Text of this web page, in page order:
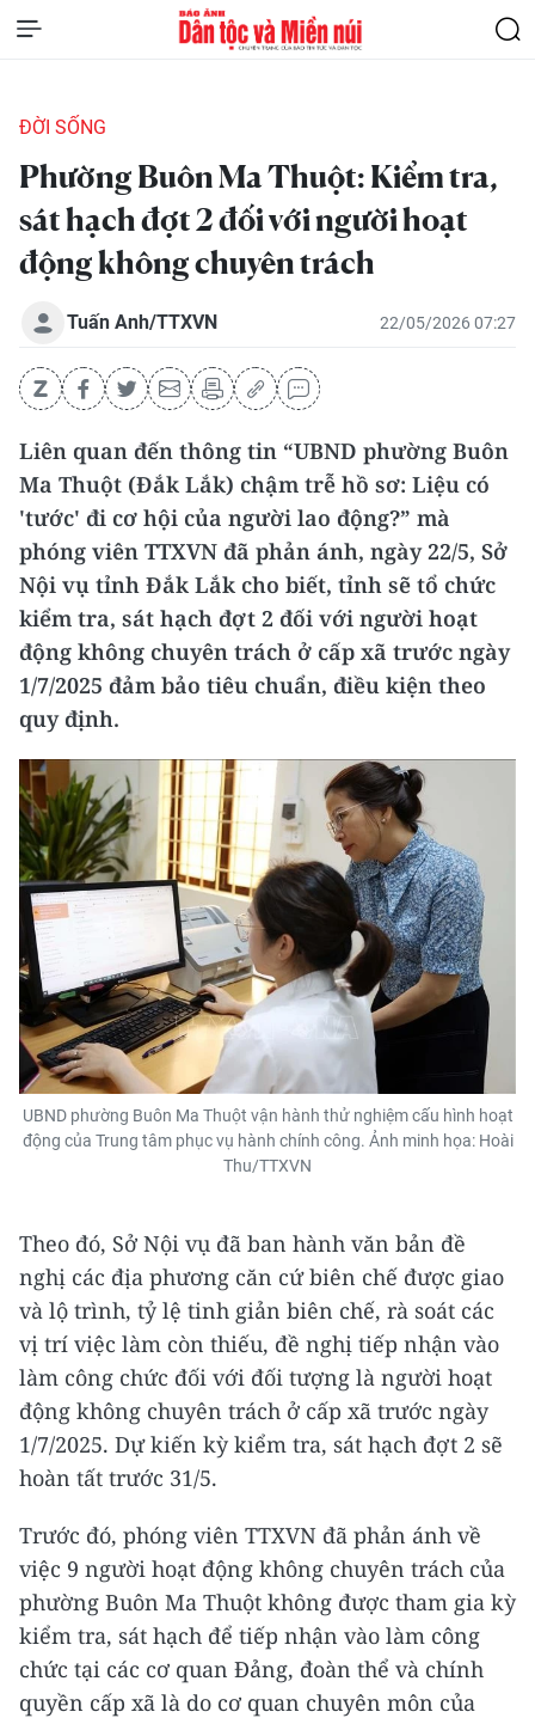
ĐỜI SỐNG
Phường Buôn Ma Thuột: Kiểm tra,
sát hạch đợt 2 đối với người hoạt
động không chuyên trách
Tuấn Anh/TTXVN 22/05/2026 07:27
Liên quan đến thông tin “UBND phường Buôn
Ma Thuột (Đắk Lắk) chậm trễ hồ sơ: Liệu có
'tước' đi cơ hội của người lao động?” mà
phóng viên TTXVN đã phản ánh, ngày 22/5, Sở
Nội vụ tỉnh Đắk Lắk cho biết, tỉnh sẽ tổ chức
kiểm tra, sát hạch đợt 2 đối với người hoạt
động không chuyên trách ở cấp xã trước ngày
1/7/2025 đảm bảo tiêu chuẩn, điều kiện theo
quy định.
UBND phường Buôn Ma Thuột vận hành thử nghiệm cấu hình hoạt
động của Trung tâm phục vụ hành chính công. Ảnh minh họa: Hoài
Thu/TTXVN
Theo đó, Sở Nội vụ đã ban hành văn bản đề
nghị các địa phương căn cứ biên chế được giao
và lộ trình, tỷ lệ tinh giản biên chế, rà soát các
vị trí việc làm còn thiếu, đề nghị tiếp nhận vào
làm công chức đối với đối tượng là người hoạt
động không chuyên trách ở cấp xã trước ngày
1/7/2025. Dự kiến kỳ kiểm tra, sát hạch đợt 2 sẽ
hoàn tất trước 31/5.
Trước đó, phóng viên TTXVN đã phản ánh về
việc 9 người hoạt động không chuyên trách của
phường Buôn Ma Thuột không được tham gia kỳ
kiểm tra, sát hạch để tiếp nhận vào làm công
chức tại các cơ quan Đảng, đoàn thể và chính
quyền cấp xã là do cơ quan chuyên môn của